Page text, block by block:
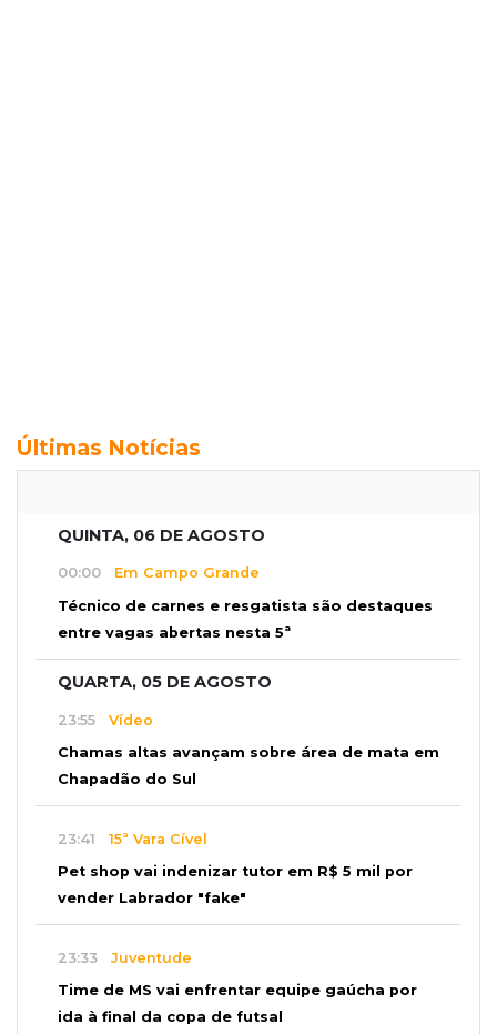
Últimas Notícias
QUINTA, 06 DE AGOSTO
00:00 Em Campo Grande
Técnico de carnes e resgatista são destaques
entre vagas abertas nesta 5ª
QUARTA, 05 DE AGOSTO
23:55 Vídeo
Chamas altas avançam sobre área de mata em
Chapadão do Sul
23:41 15ª Vara Cível
Pet shop vai indenizar tutor em R$ 5 mil por
vender Labrador "fake"
23:33 Juventude
Time de MS vai enfrentar equipe gaúcha por
ida à final da copa de futsal